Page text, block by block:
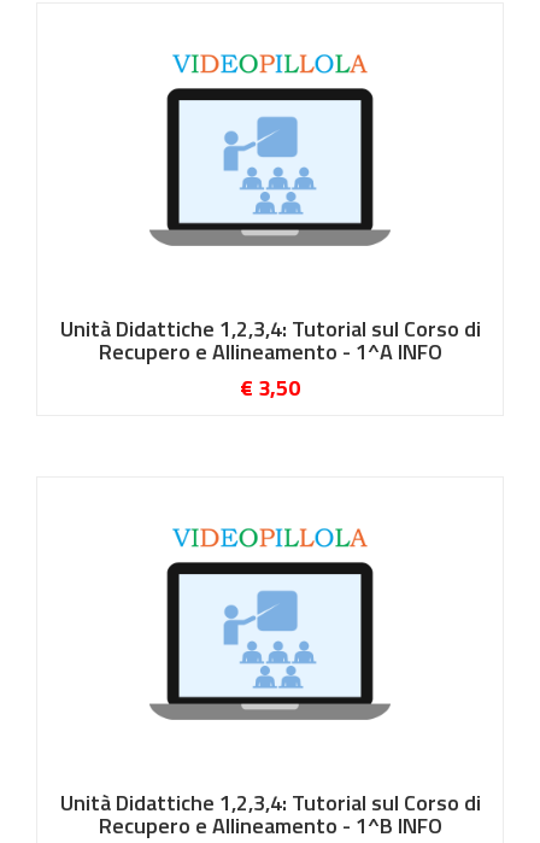
Unità Didattiche 1,2,3,4: Tutorial sul Corso di
Recupero e Allineamento - 1^A INFO
€ 3,50
Unità Didattiche 1,2,3,4: Tutorial sul Corso di
Recupero e Allineamento - 1^B INFO